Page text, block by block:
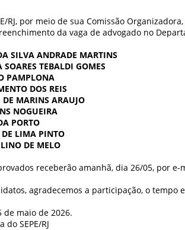
RJ, por meio de sua Comissão
da vaga de advogado no
SILVA ANDRADE MARTINS
SOARES TEBALDI GOMES
PAMPLONA
DOS REIS
MARINS ARAUJO
NOGUEIRA
PORTO
LIMA PINTO
DE MELO
receberão amanhã, dia 26/05, por
agradecemos a participação, o
de maio de 2026.
do SEPE/RJ